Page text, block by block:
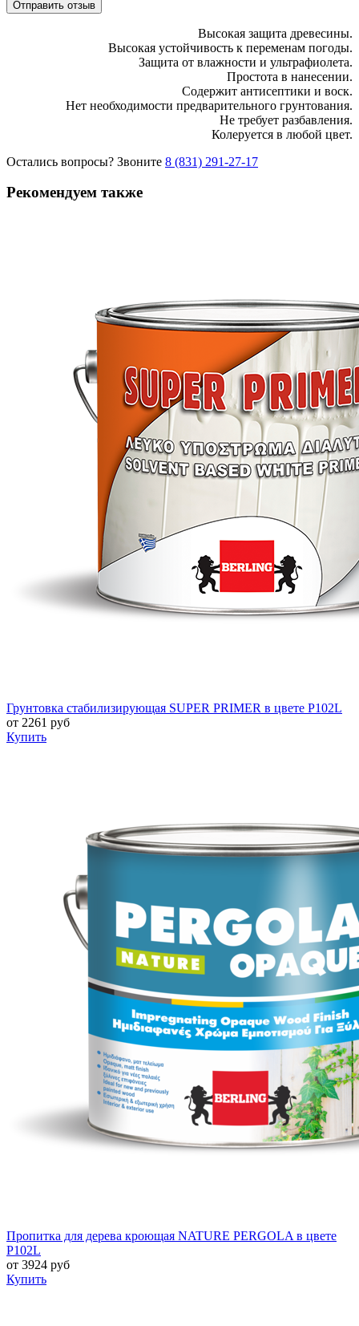
Отправить отзыв
Высокая защита древесины.
Высокая устойчивость к переменам погоды.
Защита от влажности и ультрафиолета.
Простота в нанесении.
Содержит антисептики и воск.
Нет необходимости предварительного грунтования.
Не требует разбавления.
Колеруется в любой цвет.
Остались вопросы? Звоните 8 (831) 291-27-17
Рекомендуем также
Грунтовка стабилизирующая SUPER PRIMER в цвете P102L
от 2261 руб
Купить
Пропитка для дерева кроющая NATURE PERGOLA в цвете
P102L
от 3924 руб
Купить